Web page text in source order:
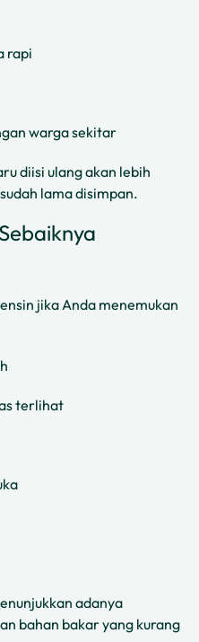
rapi
warga sekitar
diisi ulang akan lebih
lama disimpan.
jika Anda menemukan
terlihat
adanya
bahan bakar yang kurang